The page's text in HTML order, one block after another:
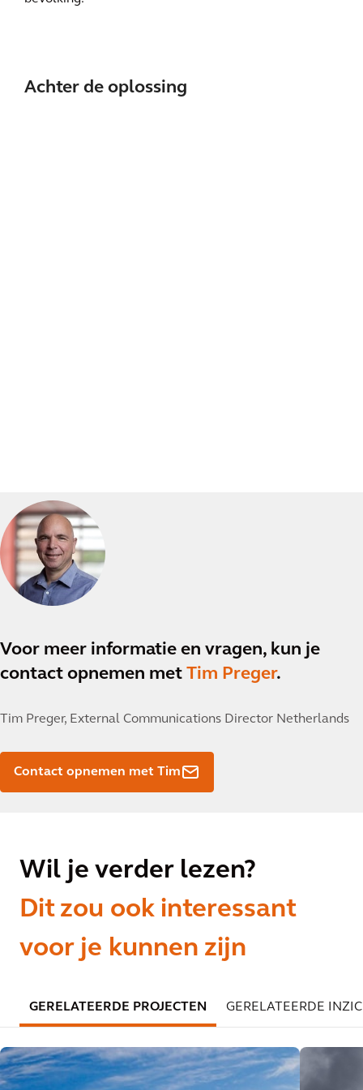
Achter de oplossing
Voor meer informatie en vragen, kun je
contact opnemen met Tim Preger.
Tim Preger, External Communications Director Netherlands
Contact opnemen met Tim
Wil je verder lezen?
Dit zou ook interessant
voor je kunnen zijn
GERELATEERDE PROJECTEN GERELATEERDE